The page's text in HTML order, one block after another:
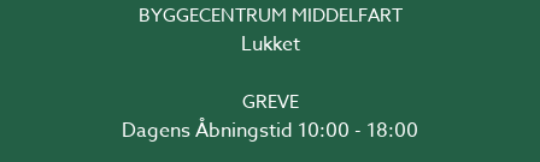
BYGGECENTRUM MIDDELFART
Lukket
GREVE
Dagens Åbningstid 10:00 - 18:00